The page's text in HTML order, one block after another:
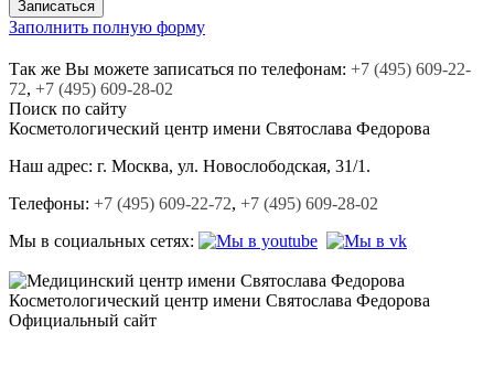
Заполнить полную форму
Так же Вы можете записаться по телефонам: +7 (495) 609-22-
72, +7 (495) 609-28-02
Поиск по сайту
Косметологический центр имени Святослава Федорова
Наш адрес: г. Москва, ул. Новослободская, 31/1.
Телефоны: +7 (495) 609-22-72, +7 (495) 609-28-02
Мы в социальных сетях:
Косметологический центр имени Святослава Федорова
Официальный сайт